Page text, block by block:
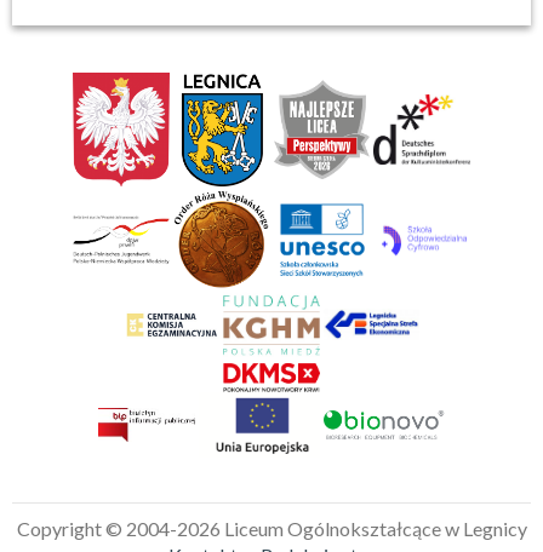
Copyright © 2004-2026 Liceum Ogólnokształcące w Legnicy